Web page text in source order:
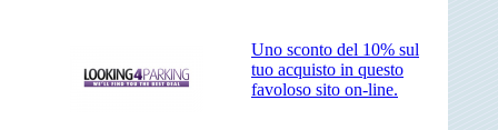
Uno sconto del 10% sul
tuo acquisto in questo
favoloso sito on-line.